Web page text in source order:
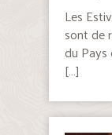
Les
sont de
du Pays
[…]